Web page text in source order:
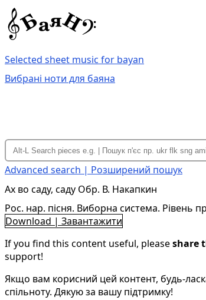
Selected sheet music for bayan
Вибрані ноти для баяна
Advanced search | Розширений пошук
Ах во саду, саду Обр. В. Накапкин
Рос. нар. пісня. Виборна система. Рівень
Download | Завантажити
If you find this content useful, pleaseshare
support!
Якщо вам корисний цей контент, будь-
спільноту. Дякую за вашу підтримку!